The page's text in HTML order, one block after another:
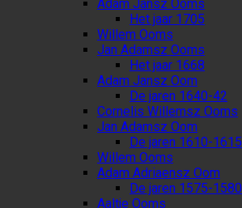
Adam Jansz Ooms
Het jaar 1705
Willem Ooms
Jan Adamsz Ooms
Het jaar 1668
Adam Jansz Oom
De jaren 1640-42
Cornelis Willemsz Ooms
Jan Adamsz Oom
De jaren 1610-1615
Willem Ooms
Adam Adriaensz Oom
De jaren 1575-1580
Aaltje Ooms